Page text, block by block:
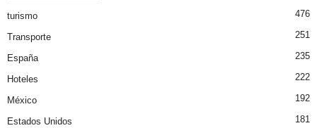
turismo 476
Transporte 251
España 235
Hoteles 222
México 192
Estados Unidos 181